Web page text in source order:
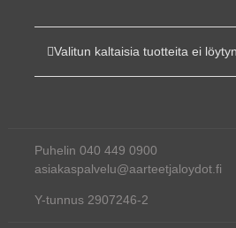
Valitun kaltaisia tuotteita ei
Puhelin 040 449 0900
asiakaspalvelu@aarteetjaloydot.fi
Y-tunnus 2907246-2